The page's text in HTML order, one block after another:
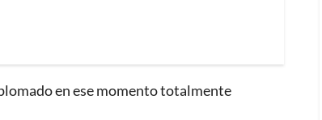
en ese momento totalmente